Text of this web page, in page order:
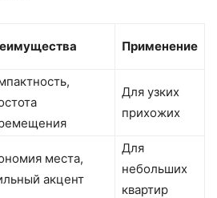
Применение
Для узких
прихожих
места,
акцент
Для
небольших
квартир